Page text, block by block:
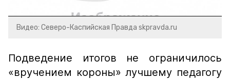
Видео: Северо-Каспийская Правда skpravda.ru
Подведение итогов не ограничилось
«вручением короны» лучшему педагогу